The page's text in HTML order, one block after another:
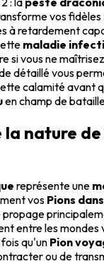
vos fidèles
à retardement
maladie
si vous ne
détaillé vous
calamité avant
en champ de
la nature
représente une
vos Pions
entre les mondes
qu'un Pion
ou de